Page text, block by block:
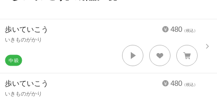
480 （税込）
歩いていこう
いきものがかり
480 （税込）
歩いていこう
いきものがかり